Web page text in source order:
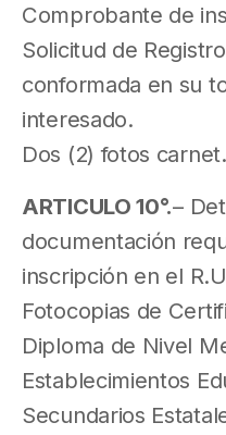
Comprobante de
Solicitud de
conformada en su
interesado.
Dos (2) fotos carnet.
ARTICULO 10°.–
documentación
inscripción en el
Fotocopias de
Diploma de Nivel
Establecimientos
Secundarios